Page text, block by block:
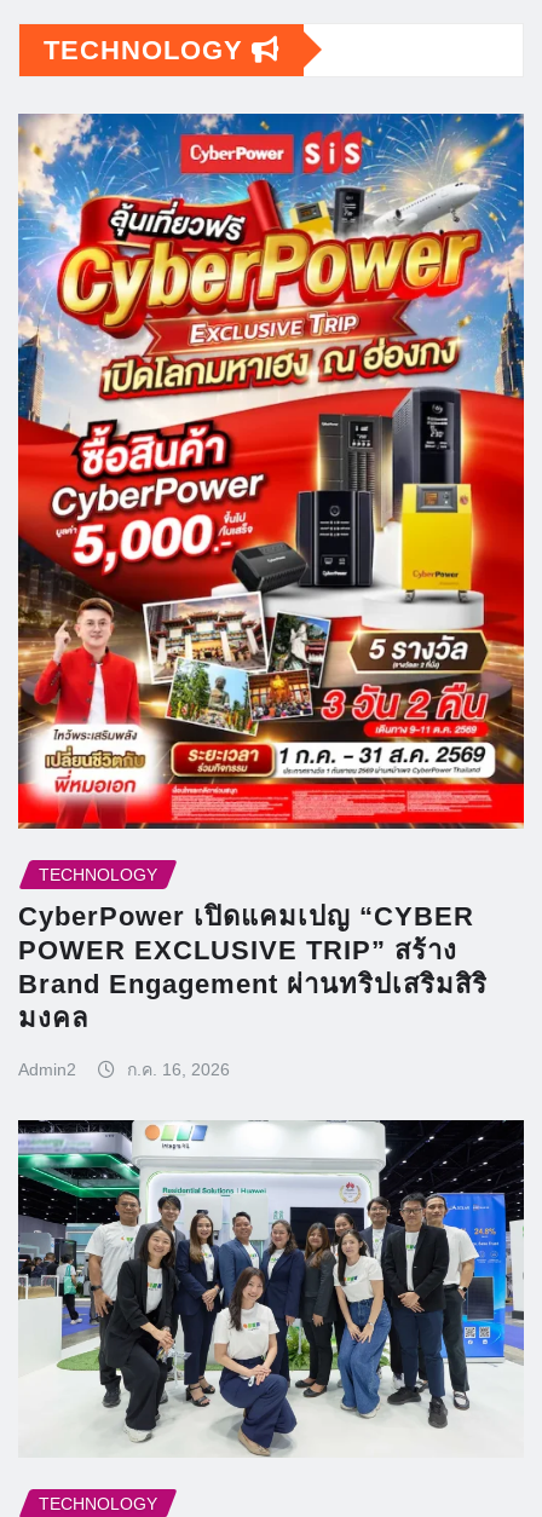
TECHNOLOGY
TECHNOLOGY
CyberPower เปิดแคมเปญ “CYBER
POWER EXCLUSIVE TRIP” สร้าง
Brand Engagement ผ่านทริปเสริมสิริ
มงคล
Admin2 ก.ค. 16, 2026
TECHNOLOGY